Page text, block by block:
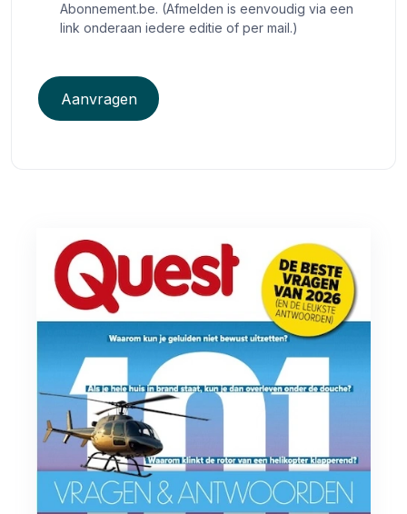
Abonnement.be. (Afmelden is eenvoudig via een
link onderaan iedere editie of per mail.)
Aanvragen